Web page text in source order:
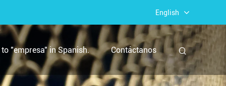
English
"empresa" in Spanish. Contáctanos